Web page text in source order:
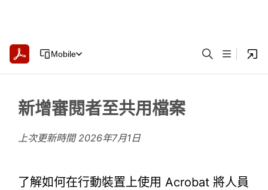
Mobile
新增審閱者至共用檔案
上次更新時間2026年7月1日
了解如何在行動裝置上使用 Acrobat 將人員